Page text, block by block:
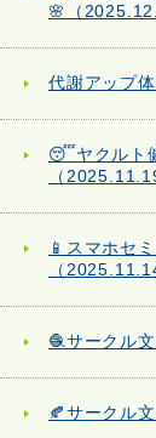
🌸（
代謝アップ
😴ヤクルト
（
📱スマホセ
（
🧶サークル
🍂サークル